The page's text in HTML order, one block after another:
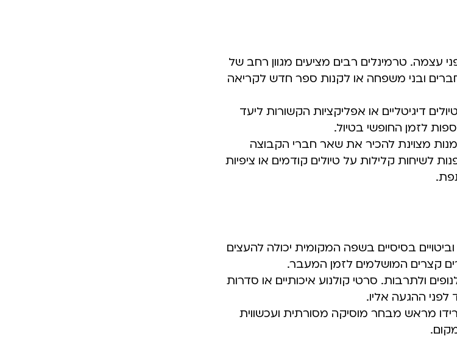
עצמה. טרמינלים רבים מציעים מגוון רחב של
ובני משפחה או לקנות ספר חדש לקריאה
דיגיטליים או אפליקציות הקשורות ליעד
לזמן החופשי בטיול.
מצוינת להכיר את שאר חברי הקבוצה
לשיחות קלילות על טיולים קודמים או ציפיות
בסיסיים בשפה המקומית יכולה להעצים
קצרים המושלמים לזמן המעבר.
ולתרבות. סרטי קולנוע איכותיים או סדרות
ההגעה אליו.
מראש מבחר מוסיקה מסורתית ועכשווית